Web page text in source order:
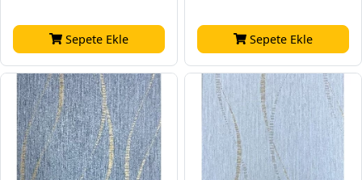
Sepete Ekle Sepete Ekle